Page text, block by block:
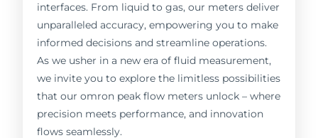
interfaces. From liquid to gas, our meters deliver
unparalleled accuracy, empowering you to make
informed decisions and streamline operations.
As we usher in a new era of fluid measurement,
we invite you to explore the limitless possibilities
that our omron peak flow meters unlock – where
precision meets performance, and innovation
flows seamlessly.